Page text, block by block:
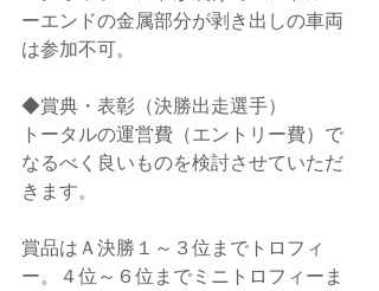
ーエンドの金属部分が剥き出しの車両
は参加不可。
◆賞典・表彰（決勝出走選手）
トータルの運営費（エントリー費）で
なるべく良いものを検討させていただ
きます。
賞品はＡ決勝１～３位までトロフィ
ー。４位～６位までミニトロフィーま